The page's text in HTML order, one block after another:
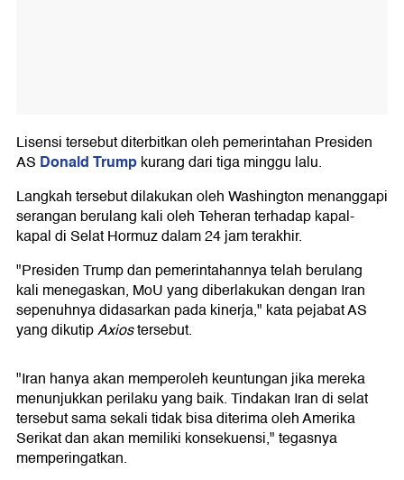
Lisensi tersebut diterbitkan oleh pemerintahan Presiden
AS Donald Trumpkurang dari tiga minggu lalu.
Langkah tersebut dilakukan oleh Washington menanggapi
serangan berulang kali oleh Teheran terhadap kapal-
kapal di Selat Hormuz dalam 24 jam terakhir.
"Presiden Trump dan pemerintahannya telah berulang
kali menegaskan, MoU yang diberlakukan dengan Iran
sepenuhnya didasarkan pada kinerja," kata pejabat AS
yang dikutipAxiostersebut.
"Iran hanya akan memperoleh keuntungan jika mereka
menunjukkan perilaku yang baik. Tindakan Iran di selat
tersebut sama sekali tidak bisa diterima oleh Amerika
Serikat dan akan memiliki konsekuensi," tegasnya
memperingatkan.